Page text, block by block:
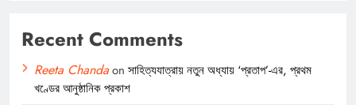
Recent Comments
Reeta Chandaon সাহিত্যযাত্রায় নতুন অধ্যায় ‘প্রতাপ’-এর, প্রথম
খণ্ডের আনুষ্ঠানিক প্রকাশ